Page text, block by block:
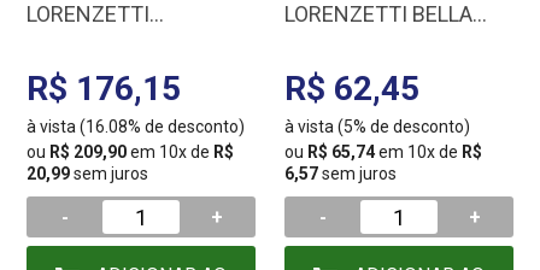
LORENZETTI
127/5500
7510504/7510501
R$ 176,15
à vista (16.08% de desconto)
ou R$ 209,90em 10x de R$
20,99sem juros
- +
LORENZETTI BELLA
4800W/5500W BC
7531233/7531211
R$ 62,45
à vista (5% de desconto)
ou R$ 65,74em 10x de R$
6,57sem juros
- +